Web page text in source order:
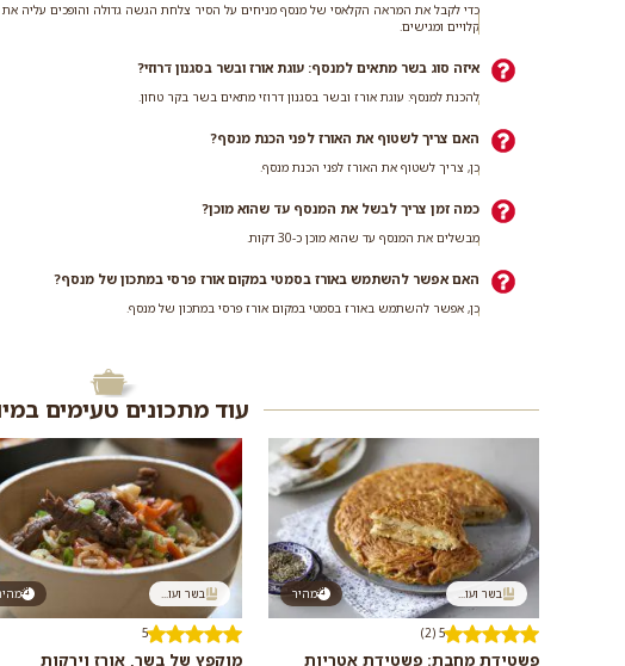
כדי לקבל את המראה הקלאסי של מנסף מניחים על הסיר צלחת הגשה גדולה והופכים עליה את
קלויים ומגישים.
איזה סוג בשר מתאים למנסף: עוגת אורז ובשר בסגנון דרוזי?
להכנת למנסף: עוגת אורז ובשר בסגנון דרוזי מתאים בשר בקר טחון.
האם צריך לשטוף את האורז לפני הכנת מנסף?
כן, צריך לשטוף את האורז לפני הכנת מנסף.
כמה זמן צריך לבשל את המנסף עד שהוא מוכן?
מבשלים את המנסף עד שהוא מוכן כ-30 דקות.
האם אפשר להשתמש באורז בסמטי במקום אורז פרסי במתכון של מנסף?
כן, אפשר להשתמש באורז בסמטי במקום אורז פרסי במתכון של מנסף.
עוד מתכונים טעימים
מהיר בשר ועו...
5 (2)
פשטידת מחבת: פשטידת אטריות
בשר ועו...
5
מוקפץ של בשר, אורז וירקות